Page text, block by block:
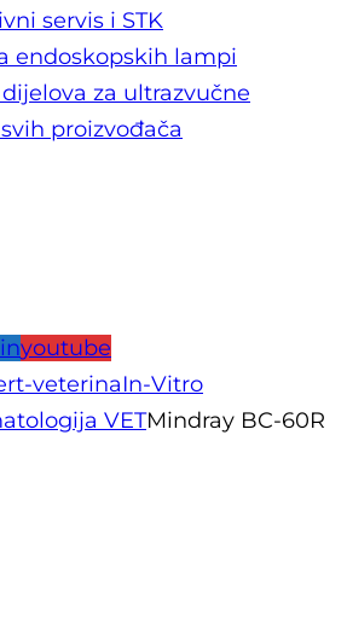
servis i STK
endoskopskih lampi
za ultrazvučne
proizvođača
youtube
veterinaIn-Vitro
VETMindray BC-60R